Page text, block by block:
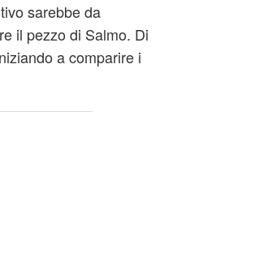
sarebbe da
il pezzo di Salmo. Di
a comparire i